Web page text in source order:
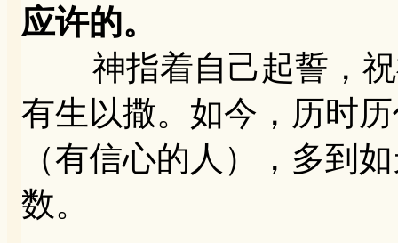
应许的。
神指着自己起誓，祝
有生以撒。如今，历时
（有信心的人），多到
数。